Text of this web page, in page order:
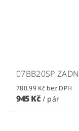
07BB20SP
780,99 Kč bez DPH
945 Kč / pár